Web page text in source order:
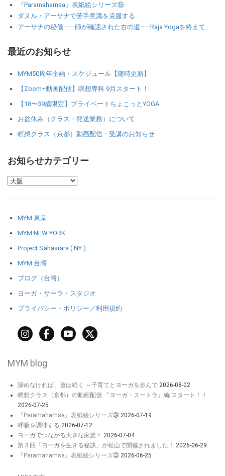
『Paramahamsa』表紙絵シリーズ⑮
ダヌル・アーサナで苦手意識を克服する
アーサナの秘儀 ――師が確認された古の道――Raja Yogaを終えて
最近のお知らせ
MYM50周年企画・スケジュール【随時更新】
【Zoom+動画配信】瞑想専科 9月スタート！
【18〜39歳限定】プライベートちょこっとYOGA
お盆休み（クラス・発送業務）について
瞑想クラス（京都）動画配信・受講のお知らせ
お知らせカテゴリー
MYM 東京
MYM NEW YORK
Project Sahasrara ( NY )
MYM 台湾
ブログ（台湾）
ヨーガ・サーラ・スタジオ
プライバシー・ポリシー／利用規約
MYM blog
諦めなければ、道は続く ～子育てとヨーガを歩んで 2026-08-02
瞑想クラス（京都）の動画配信 『ヨーガ・スートラ』編 スタート！！
2026-07-25
『Paramahamsa』表紙絵シリーズ㉔ 2026-07-19
呼吸を調律する 2026-07-12
ヨーガでつながる大きな家族！
2026-07-04
第３回「ヨーガを生きる秘訣」が松山で開催されました！
2026-06-29
『Paramahamsa』表紙絵シリーズ㉓ 2026-06-25